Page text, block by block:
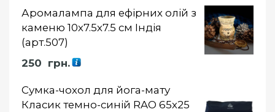
Аромалампа для ефірних олій з
каменю 10х7.5х7.5 см Індія
(арт.507)
250 грн.
Сумка-чохол для йога-мату
Класик темно-синій RAO 65х25